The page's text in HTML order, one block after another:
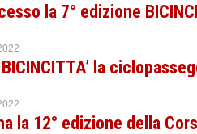
la 7° edizione
BICINCITTA’ la
la 12° edizione della